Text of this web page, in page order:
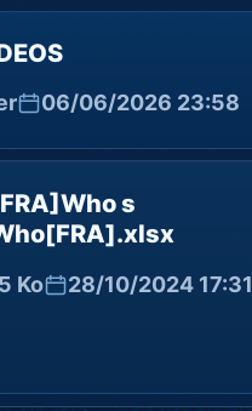
06/06/2026 23:58
s
Ko 28/10/2024 17:31